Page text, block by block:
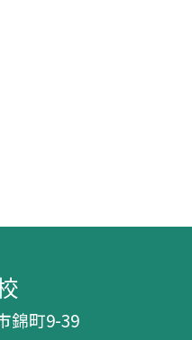
錦町9-39